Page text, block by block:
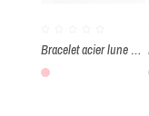
Bracelet acier lune et étoile
Rose